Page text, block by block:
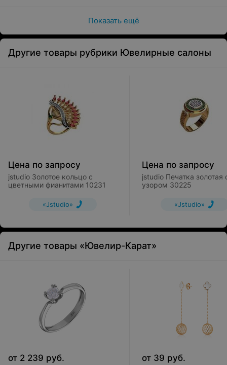
Показать ещё
Другие товары рубрики Ювелирные салоны
Цена по запросу
jstudio Золотое кольцо c
цветными фианитами 10231
«Jstudio»
Цена по запросу
jstudio Печатка золотая
узором 30225
«Jstudio»
Другие товары «Ювелир-Карат»
от 2 239 руб. от 39 руб.